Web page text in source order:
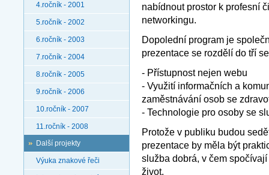
4.ročník - 2001
5.ročník - 2002
6.ročník - 2003
7.ročník - 2004
8.ročník - 2005
9.ročník - 2006
10.ročník - 2007
11.ročník - 2008
Další projekty
Výuka znakové řeči
nabídnout prostor k profesní
networkingu.
Dopolední program je
prezentace se rozdělí do tří
- Přístupnost nejen webu
- Využití informačních a
zaměstnávání osob se
- Technologie pro osoby se
Protože v publiku budou
prezentace by měla být
služba dobrá, v čem
život.